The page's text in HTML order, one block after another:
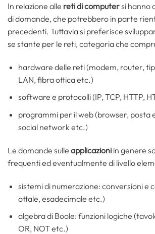
In relazione alle reti di computersi hanno
di domande, che potrebbero in parte
precedenti. Tuttavia si preferisce
se stante per le reti, categoria che
hardware delle reti (modem, router,
LAN, fibra ottica etc.)
software e protocolli (IP, TCP, HTTP,
programmi per il web (browser, posta
social network etc.)
Le domande sulle applicazioni in genere
frequenti ed eventualmente di livello
sistemi di numerazione: conversioni e
ottale, esadecimale etc.)
algebra di Boole: funzioni logiche
OR, NOT etc.)